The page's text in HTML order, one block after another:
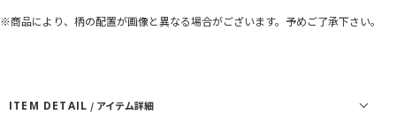
※商品により、柄の配置が画像と異なる場合がございます。予めご了承下さい。
ITEM DETAIL / アイテム詳細